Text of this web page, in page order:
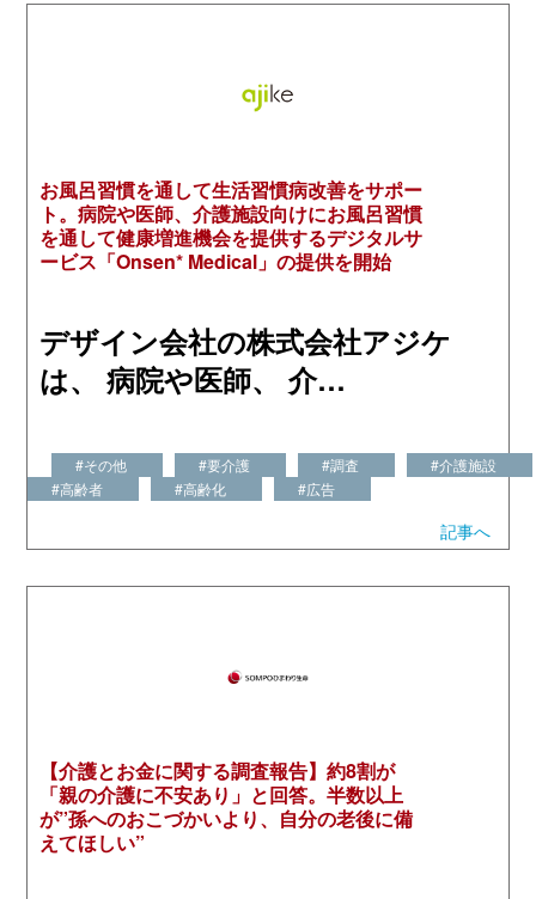
お風呂習慣を通して生活習慣病改善をサポー
ト。病院や医師、介護施設向けにお風呂習慣
を通して健康増進機会を提供するデジタルサ
ービス「Onsen* Medical」の提供を開始
デザイン会社の株式会社アジケ
は、 病院や医師、 介…
#その他 #要介護 #調査
#介護施設
#高齢者
#高齢化 #広告
記事へ
【介護とお金に関する調査報告】約8割が
「親の介護に不安あり」と回答。半数以上
が”孫へのおこづかいより、自分の老後に備
えてほしい”